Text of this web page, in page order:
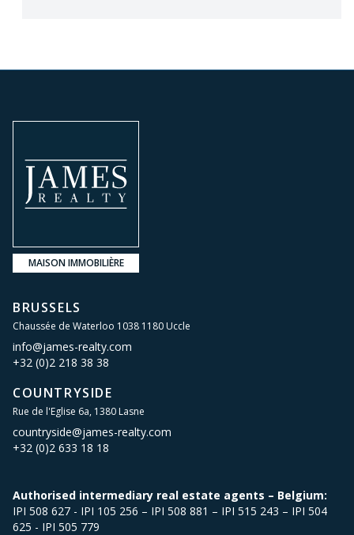
MAISON IMMOBILIÈRE
BRUSSELS
Chaussée de Waterloo 1038 1180 Uccle
info@james-realty.com
+32 (0)2 218 38 38
COUNTRYSIDE
Rue de l'Eglise 6a, 1380 Lasne
countryside@james-realty.com
+32 (0)2 633 18 18
Authorised intermediary real estate agents – Belgium:
IPI 508 627 - IPI 105 256 – IPI 508 881 – IPI 515 243 – IPI 504
625 - IPI 505 779